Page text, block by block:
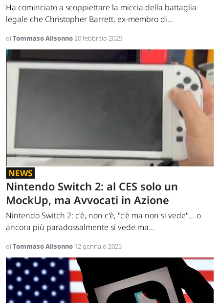
Ha cominciato a scoppiettare la miccia della battaglia
legale che Christopher Barrett, ex-membro di...
di Tommaso Alisonno20 febbraio 2025
NEWS
Nintendo Switch 2: al CES solo un
MockUp, ma Avvocati in Azione
Nintendo Switch 2: c'è, non c'è, "c'è ma non si vede"... o
ancora più paradossalmente si vede ma...
di Tommaso Alisonno 12 gennaio 2025